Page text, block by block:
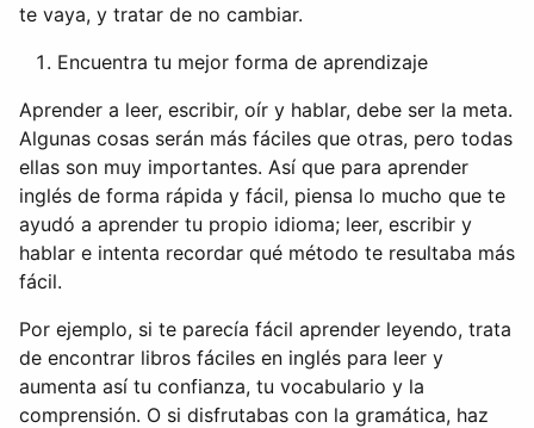
te vaya, y tratar de no cambiar.
Encuentra tu mejor forma de aprendizaje
Aprender a leer, escribir, oír y hablar, debe ser la meta.
Algunas cosas serán más fáciles que otras, pero todas
ellas son muy importantes. Así que para aprender
inglés de forma rápida y fácil, piensa lo mucho que te
ayudó a aprender tu propio idioma; leer, escribir y
hablar e intenta recordar qué método te resultaba más
fácil.
Por ejemplo, si te parecía fácil aprender leyendo, trata
de encontrar libros fáciles en inglés para leer y
aumenta así tu confianza, tu vocabulario y la
comprensión. O si disfrutabas con la gramática, haz